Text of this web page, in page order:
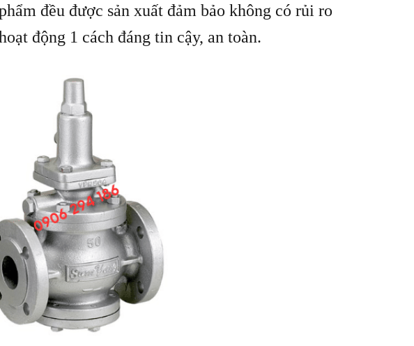
đều được sản xuất đảm bảo không có rủi ro
động 1 cách đáng tin cậy, an toàn.